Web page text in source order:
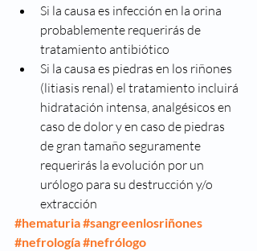
Si la causa es infección en la orina
probablemente requerirás de
tratamiento antibiótico
Si la causa es piedras en los riñones
(litiasis renal) el tratamiento incluirá
hidratación intensa, analgésicos en
caso de dolor y en caso de piedras
de gran tamaño seguramente
requerirás la evolución por un
urólogo para su destrucción y/o
extracción
#hematuria #sangreenlosriñones
#nefrología#nefrólogo